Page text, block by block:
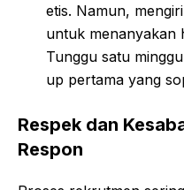
etis. Namun,
untuk menanyakan
Tunggu satu
up pertama yang
Respek dan
Respon